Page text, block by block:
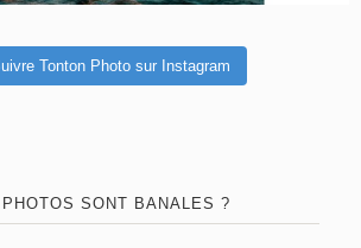
Tonton Photo sur Instagram
SONT BANALES ?